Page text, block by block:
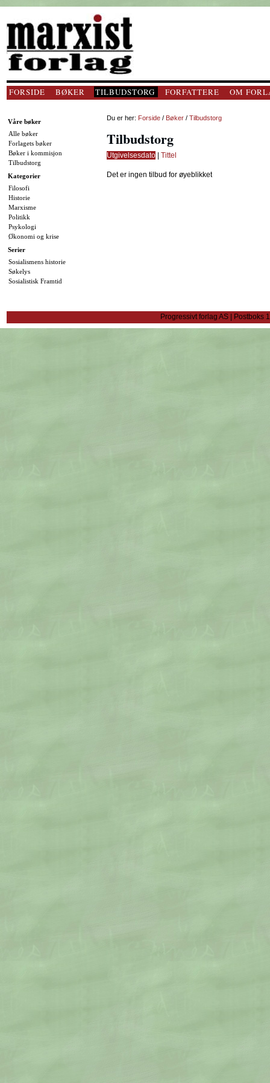
FORSIDE BØKER TILBUDSTORG FORFATTERE OM
Våre bøker
Alle bøker
Forlagets bøker
Bøker i kommisjon
Tilbudstorg
Kategorier
Filosofi
Historie
Marxisme
Politikk
Psykologi
Økonomi og krise
Serier
Sosialismens historie
Søkelys
Sosialistisk Framtid
Du er her: Forside / Bøker / Tilbudstorg
Tilbudstorg
Utgivelsesdato Tittel
Det er ingen tilbud for øyeblikket
Progressivt forlag AS | Postboks